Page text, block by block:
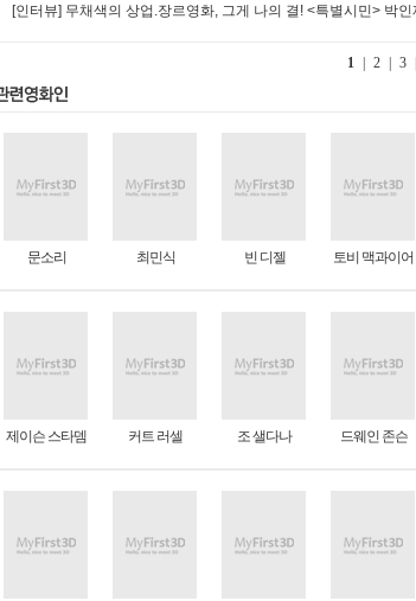
[인터뷰] 무채색의 상업.장르영화, 그게 나의 결! <특별시민> 박인
1 2 3
문소리 최민식 빈 디젤 토비 맥과이어
제이슨 스타뎀 커트 러셀 조 샐다나 드웨인 존슨